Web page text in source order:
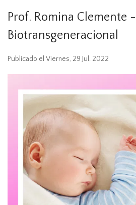
Prof. Romina Clemente -
Biotransgeneracional
Publicado el Viernes, 29 Jul. 2022